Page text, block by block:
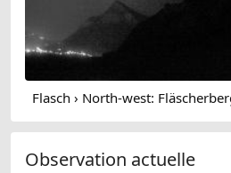
Observation actuelle